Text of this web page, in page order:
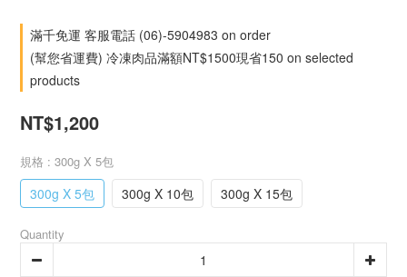
滿千免運 客服電話 (06)-5904983 on order
(幫您省運費) 冷凍肉品滿額NT$1500現省150 on selected
products
NT$1,200
規格 : 300g X 5包
300g X 5包 300g X 10包 300g X 15包
Quantity